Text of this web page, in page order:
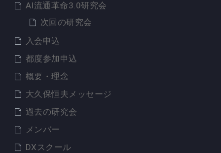
AI流通革命3.0研究会
次回の研究会
入会申込
都度参加申込
概要・理念
大久保恒夫メッセージ
過去の研究会
メンバー
DXスクール